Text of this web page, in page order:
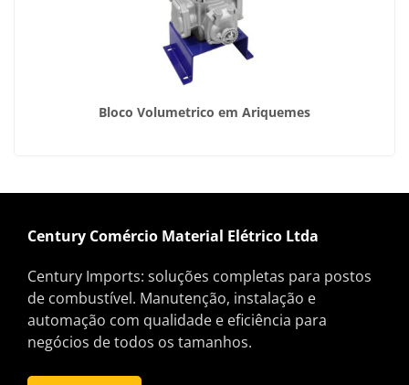
Bloco Volumetrico em Ariquemes
Century Comércio Material Elétrico Ltda
Century Imports: soluções completas para postos
de combustível. Manutenção, instalação e
automação com qualidade e eficiência para
negócios de todos os tamanhos.